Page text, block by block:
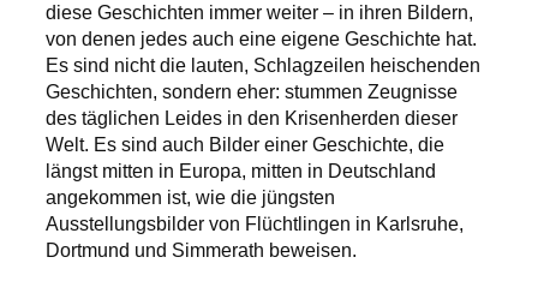
diese Geschichten immer weiter – in ihren Bildern,
von denen jedes auch eine eigene Geschichte hat.
Es sind nicht die lauten, Schlagzeilen heischenden
Geschichten, sondern eher: stummen Zeugnisse
des täglichen Leides in den Krisenherden dieser
Welt. Es sind auch Bilder einer Geschichte, die
längst mitten in Europa, mitten in Deutschland
angekommen ist, wie die jüngsten
Ausstellungsbilder von Flüchtlingen in Karlsruhe,
Dortmund und Simmerath beweisen.